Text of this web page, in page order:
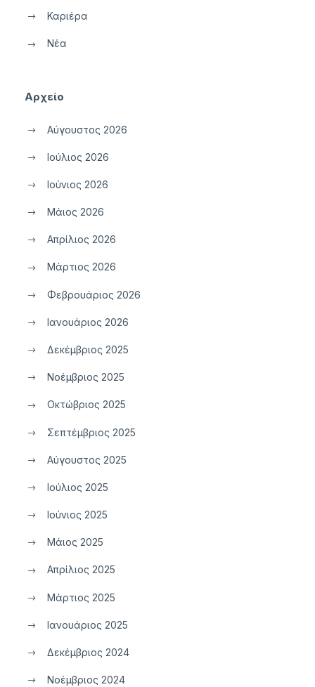
Καριέρα
Νέα
Αρχείο
Αύγουστος 2026
Ιούλιος 2026
Ιούνιος 2026
Μάιος 2026
Απρίλιος 2026
Μάρτιος 2026
Φεβρουάριος 2026
Ιανουάριος 2026
Δεκέμβριος 2025
Νοέμβριος 2025
Οκτώβριος 2025
Σεπτέμβριος 2025
Αύγουστος 2025
Ιούλιος 2025
Ιούνιος 2025
Μάιος 2025
Απρίλιος 2025
Μάρτιος 2025
Ιανουάριος 2025
Δεκέμβριος 2024
Νοέμβριος 2024